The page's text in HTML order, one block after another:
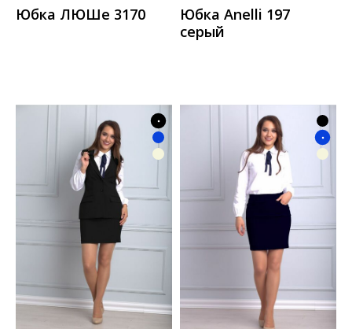
Юбка ЛЮШе 3170
Юбка Anelli 197
серый